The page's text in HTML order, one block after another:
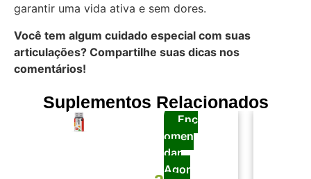
garantir uma vida ativa e sem dores.
Você tem algum cuidado especial com suas
articulações? Compartilhe suas dicas nos
comentários!
Suplementos Relacionados
Enc
omen
dar
Agor